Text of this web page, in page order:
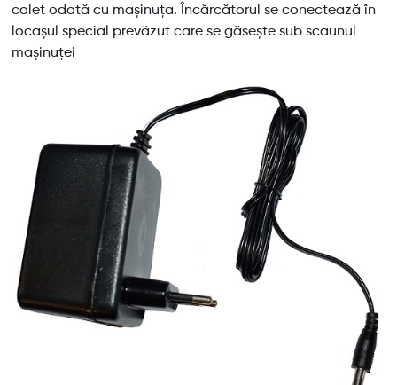
colet odată cu mașinuța. Încărcătorul se conectează în
locașul special prevăzut care se găsește sub scaunul
mașinuței